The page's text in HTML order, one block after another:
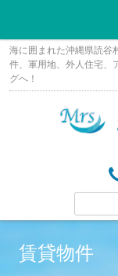
Skip
content
海に囲まれた沖縄県読谷
件、軍用地、外人住宅、
グへ！
賃貸物件